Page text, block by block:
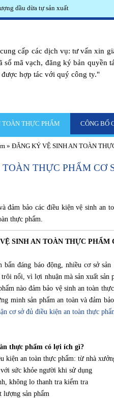
dầu dừa tự sản xuất
bảo vệ sức khỏe viên uống đông
cấp các dịch vụ: tư vấn xin
số mã vạch, đăng ký bản quyền
được hợp tác với quý công ty."
TOÀN THỰC PHẨM CÔNG BỐ
» ĐĂNG KÝ VỆ SINH AN TOÀN
THỰC PHẨM CƠ
đảm bảo các điều kiện vệ sinh an
thực phẩm.
SINH AN TOÀN THỰC PHẨM
đáng báo động, nhiều cơ sở
nổi, vì lợi nhuận mà sản xuất
nào đảm bảo vệ sinh an toàn
minh sản phẩm an toàn và đảm
cơ sở đủ điều kiện an toàn thực
thực phẩm có lợi ích gì?
kiện an toàn thực phẩm: từ nhà
sức khỏe người khi sử dụng
không lo thanh tra kiểm tra
lượng sản phẩm